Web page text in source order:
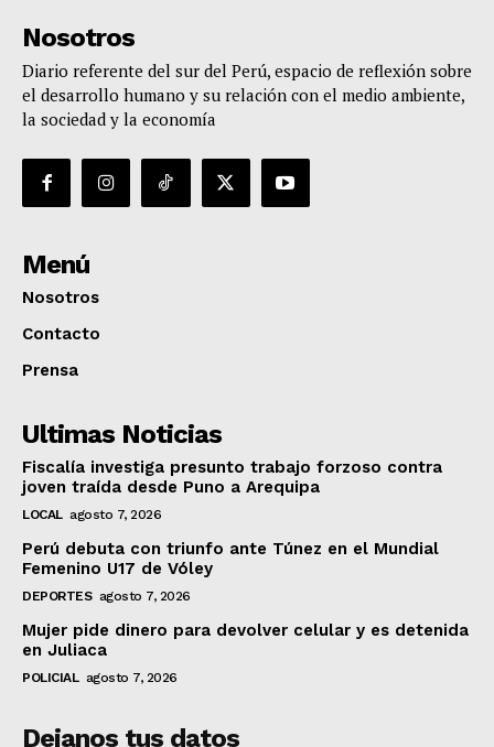
Nosotros
Diario referente del sur del Perú, espacio de reflexión sobre
el desarrollo humano y su relación con el medio ambiente,
la sociedad y la economía
Menú
Nosotros
Contacto
Prensa
Ultimas Noticias
Fiscalía investiga presunto trabajo forzoso contra
joven traída desde Puno a Arequipa
LOCAL agosto 7, 2026
Perú debuta con triunfo ante Túnez en el Mundial
Femenino U17 de Vóley
DEPORTES agosto 7, 2026
Mujer pide dinero para devolver celular y es detenida
en Juliaca
POLICIAL agosto 7, 2026
Dejanos tus datos